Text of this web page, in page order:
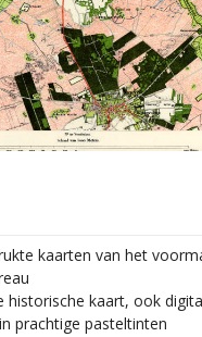
kaarten van het
historische kaart, ook
prachtige pasteltinten